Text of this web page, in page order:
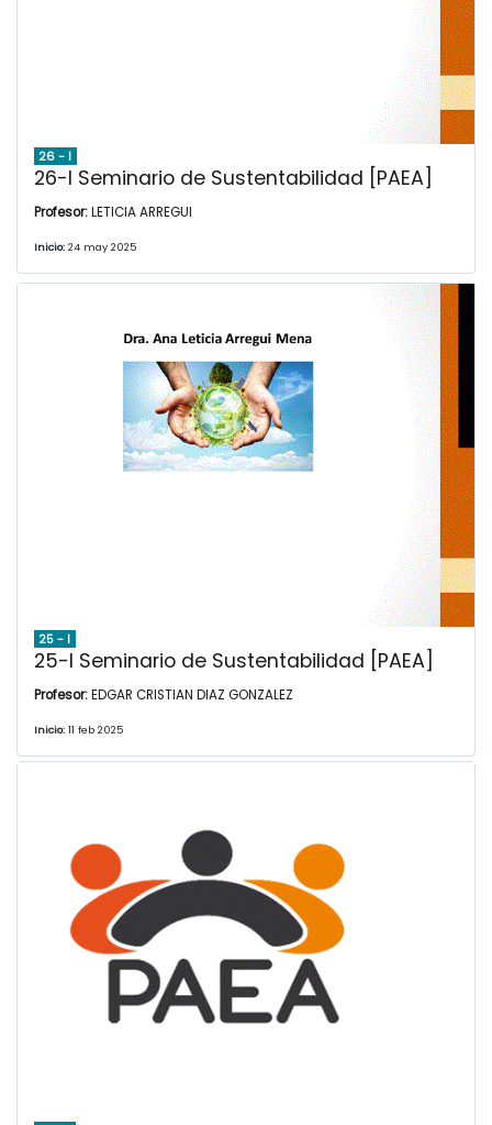
26 - I
26-I Seminario de Sustentabilidad [PAEA]
Profesor:LETICIA ARREGUI
Inicio: 24 may 2025
25 - I
25-I Seminario de Sustentabilidad [PAEA]
Profesor:EDGAR CRISTIAN DIAZ GONZALEZ
Inicio: 11 feb 2025